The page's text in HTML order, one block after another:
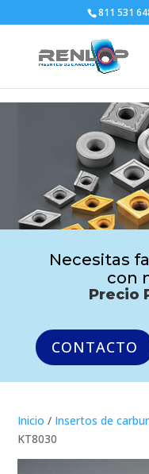
811 531
Necesitas
con
Precio
CONTACTO
Inicio / Insertos de
KT8030